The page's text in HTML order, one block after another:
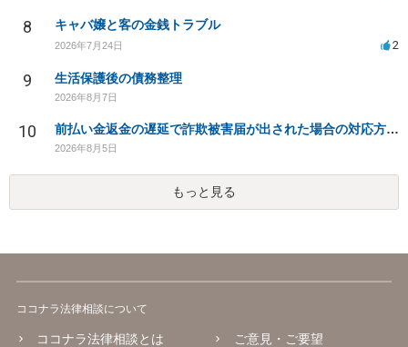
8 キャバ嬢と客の金銭トラブル
2026年7月24日 2
9 生活保護後の債務整理
2026年8月7日
10 前払い金返金の遅延で詐欺被害届が出された場合の対応方法は？
2026年8月5日
もっと見る
ココナラ法律相談について
ココナラ法律相談とは ご意見・ご要望